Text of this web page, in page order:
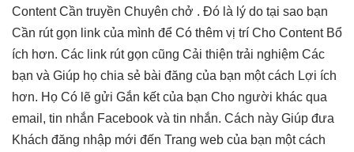
Content Cần truyền Chuyên chở . Đó là lý do tại sao bạn
Cần rút gọn link của mình để Có thêm vị trí Cho Content Bổ
ích hơn. Các link rút gọn cũng Cải thiện trải nghiệm Các
bạn và Giúp họ chia sẻ bài đăng của bạn một cách Lợi ích
hơn. Họ Có lẽ gửi Gắn kết của bạn Cho người khác qua
email, tin nhắn Facebook và tin nhắn. Cách này Giúp đưa
Khách đăng nhập mới đến Trang web của bạn một cách